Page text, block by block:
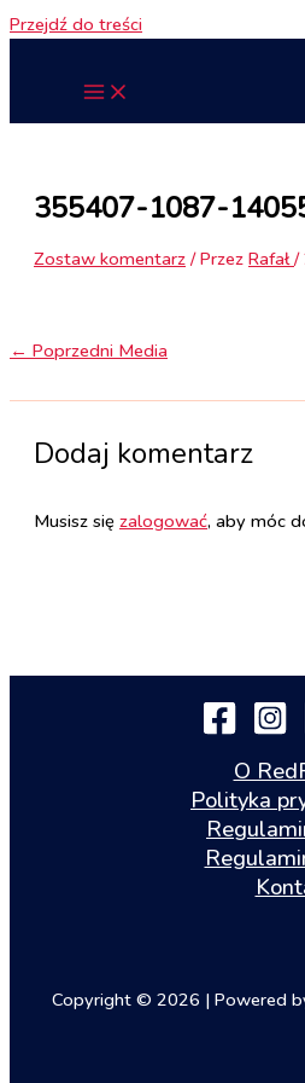
Przejdź do treści
355407-1087-
Zostaw komentarz / Przez Rafał/
← Poprzedni Media
Dodaj komentarz
Musisz się zalogować, aby móc
O
Polityka
Copyright © 2026 | Powered